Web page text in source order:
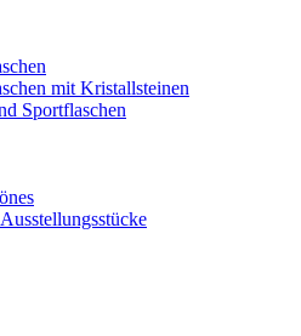
mit Kristallsteinen
Sportflaschen